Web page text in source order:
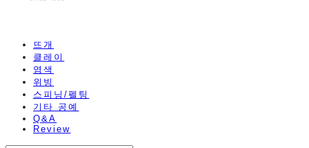
뜨개
클레이
염색
위빙
스피닝/펠팅
기타 공예
Q&A
Review